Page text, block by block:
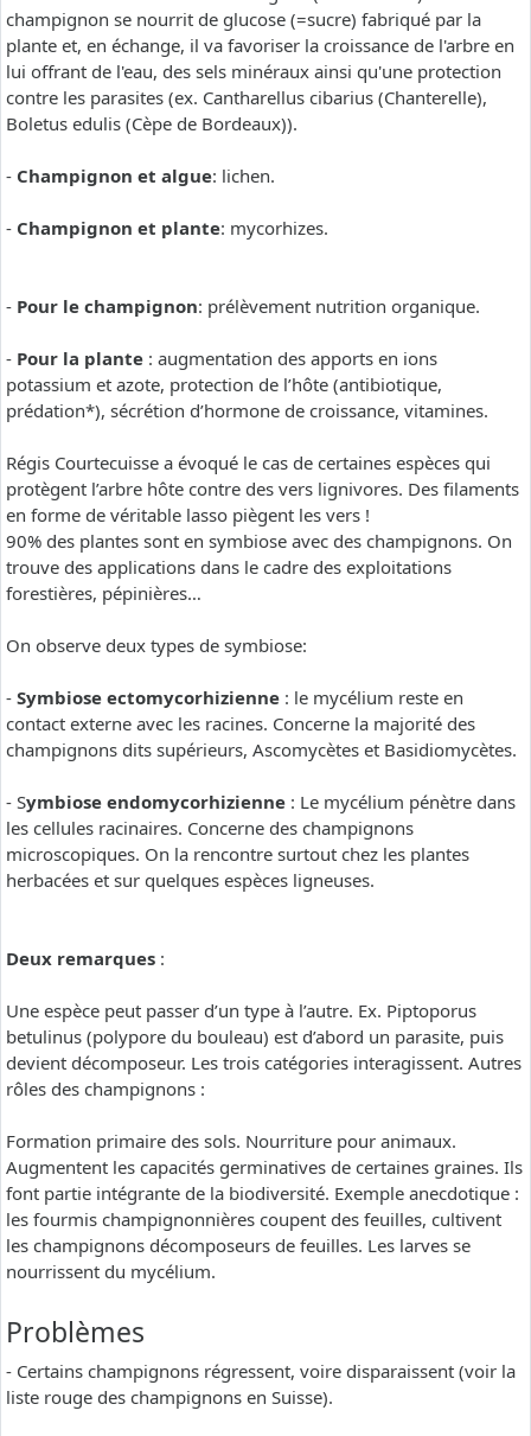
champignon se nourrit de glucose (=sucre) fabriqué par la
plante et, en échange, il va favoriser la croissance de l'arbre en
lui offrant de l'eau, des sels minéraux ainsi qu'une protection
contre les parasites (ex. Cantharellus cibarius (Chanterelle),
Boletus edulis (Cèpe de Bordeaux)).
- Champignon et algue: lichen.
- Champignon et plante: mycorhizes.
- Pour le champignon: prélèvement nutrition organique.
- Pour la plante : augmentation des apports en ions
potassium et azote, protection de l’hôte (antibiotique,
prédation*), sécrétion d’hormone de croissance, vitamines.
Régis Courtecuisse a évoqué le cas de certaines espèces qui
protègent l’arbre hôte contre des vers lignivores. Des filaments
en forme de véritable lasso piègent les vers !
90% des plantes sont en symbiose avec des champignons. On
trouve des applications dans le cadre des exploitations
forestières, pépinières…
On observe deux types de symbiose:
- Symbiose ectomycorhizienne : le mycélium reste en
contact externe avec les racines. Concerne la majorité des
champignons dits supérieurs, Ascomycètes et Basidiomycètes.
- Symbiose endomycorhizienne : Le mycélium pénètre dans
les cellules racinaires. Concerne des champignons
microscopiques. On la rencontre surtout chez les plantes
herbacées et sur quelques espèces ligneuses.
Deux remarques :
Une espèce peut passer d’un type à l’autre. Ex. Piptoporus
betulinus (polypore du bouleau) est d’abord un parasite, puis
devient décomposeur. Les trois catégories interagissent. Autres
rôles des champignons :
Formation primaire des sols. Nourriture pour animaux.
Augmentent les capacités germinatives de certaines graines. Ils
font partie intégrante de la biodiversité. Exemple anecdotique :
les fourmis champignonnières coupent des feuilles, cultivent
les champignons décomposeurs de feuilles. Les larves se
nourrissent du mycélium.
Problèmes
- Certains champignons régressent, voire disparaissent (voir la
liste rouge des champignons en Suisse).